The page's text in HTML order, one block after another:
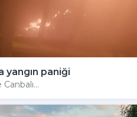
yangın paniği